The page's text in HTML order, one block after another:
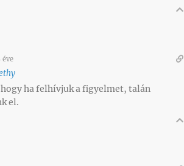
éve
hogy ha felhívjuk a figyelmet, talán
el.